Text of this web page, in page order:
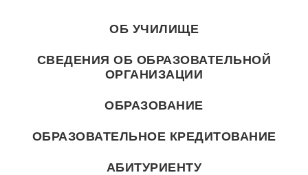
ОБ УЧИЛИЩЕ
СВЕДЕНИЯ ОБ ОБРАЗОВАТЕЛЬНОЙ
ОРГАНИЗАЦИИ
ОБРАЗОВАНИЕ
ОБРАЗОВАТЕЛЬНОЕ КРЕДИТОВАНИЕ
АБИТУРИЕНТУ